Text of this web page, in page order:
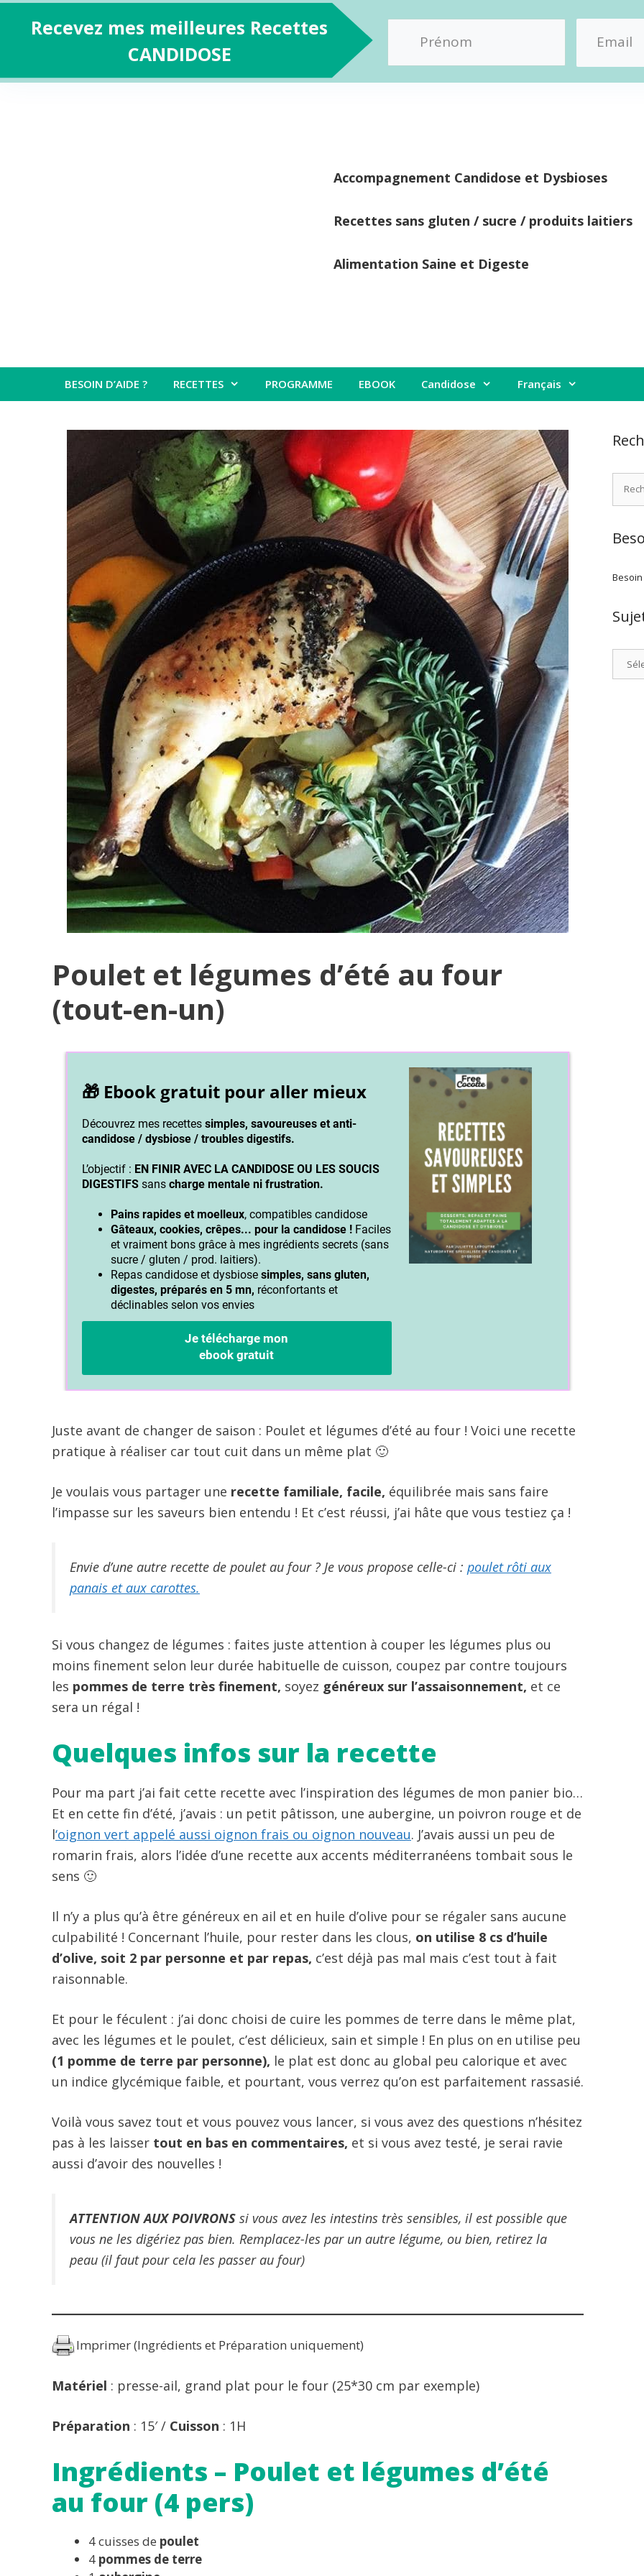
Accompagnement Candidose et Dysbioses
Recettes sans gluten / sucre / produits laitiers
Alimentation Saine et Digeste
BESOIN D’AIDE ? RECETTES PROGRAMME EBOOK Candidose Français
Poulet et légumes d’été au four
(tout-en-un)
Juste avant de changer de saison : Poulet et légumes d’été au four ! Voici une recette
pratique à réaliser car tout cuit dans un même plat 🙂
Je voulais vous partager une recette familiale, facile, équilibrée mais sans faire
l’impasse sur les saveurs bien entendu ! Et c’est réussi, j’ai hâte que vous testiez ça !
Envie d’une autre recette de poulet au four ? Je vous propose celle-ci : poulet rôti aux
panais et aux carottes.
Si vous changez de légumes : faites juste attention à couper les légumes plus ou
moins finement selon leur durée habituelle de cuisson, coupez par contre toujours
les pommes de terre très finement, soyez généreux sur l’assaisonnement, et ce
sera un régal !
Quelques infos sur la recette
Pour ma part j’ai fait cette recette avec l’inspiration des légumes de mon panier bio…
Et en cette fin d’été, j’avais : un petit pâtisson, une aubergine, un poivron rouge et de
l‘oignon vert appelé aussi oignon frais ou oignon nouveau. J’avais aussi un peu de
romarin frais, alors l’idée d’une recette aux accents méditerranéens tombait sous le
sens 🙂
Il n’y a plus qu’à être généreux en ail et en huile d’olive pour se régaler sans aucune
culpabilité ! Concernant l’huile, pour rester dans les clous, on utilise 8 cs d’huile
d’olive, soit 2 par personne et par repas, c’est déjà pas mal mais c’est tout à fait
raisonnable.
Et pour le féculent : j’ai donc choisi de cuire les pommes de terre dans le même plat,
avec les légumes et le poulet, c’est délicieux, sain et simple ! En plus on en utilise peu
(1 pomme de terre par personne), le plat est donc au global peu calorique et avec
un indice glycémique faible, et pourtant, vous verrez qu’on est parfaitement rassasié.
Voilà vous savez tout et vous pouvez vous lancer, si vous avez des questions n’hésitez
pas à les laisser tout en bas en commentaires, et si vous avez testé, je serai ravie
aussi d’avoir des nouvelles !
ATTENTION AUX POIVRONS si vous avez les intestins très sensibles, il est possible que
vous ne les digériez pas bien. Remplacez-les par un autre légume, ou bien, retirez la
peau (il faut pour cela les passer au four)
Imprimer (Ingrédients et Préparation uniquement)
Matériel : presse-ail, grand plat pour le four (25*30 cm par exemple)
Préparation : 15′ / Cuisson : 1H
Ingrédients – Poulet et légumes d’été
au four (4 pers)
4 cuisses de poulet
4 pommes de terre
Recevez mes meilleures Recettes
CANDIDOSE